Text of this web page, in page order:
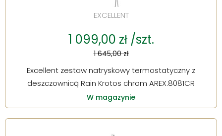
EXCELLENT
1 099,00 zł /szt.
1 645,00 zł
Excellent zestaw natryskowy termostatyczny z
deszczownicą Rain Krotos chrom AREX.8081CR
W magazynie